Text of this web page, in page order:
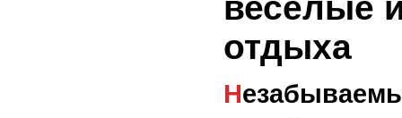
веселые
отдыха